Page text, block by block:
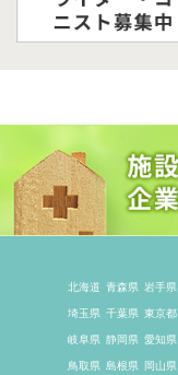
北海道 青森県 岩手県
埼玉県 千葉県 東京都
岐阜県 静岡県 愛知県
鳥取県 島根県 岡山県